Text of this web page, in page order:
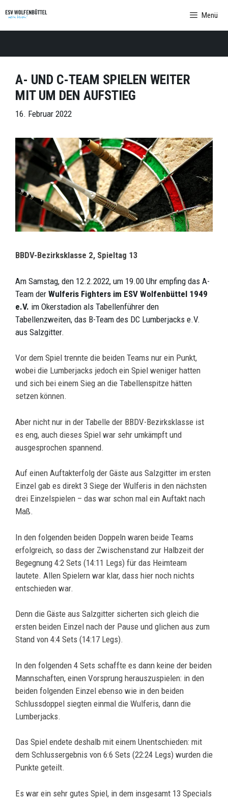
Inhalt
springen
Menü
A- UND C-TEAM SPIELEN WEITER
MIT UM DEN AUFSTIEG
16. Februar 2022
BBDV-Bezirksklasse 2, Spieltag 13
Am Samstag, den 12.2.2022, um 19.00 Uhr empfing das A-
Team der Wulferis Fighters im ESV Wolfenbüttel 1949
e.V. im Okerstadion als Tabellenführer den
Tabellenzweiten, das B-Team des DC Lumberjacks e.V.
aus Salzgitter.
Vor dem Spiel trennte die beiden Teams nur ein Punkt,
wobei die Lumberjacks jedoch ein Spiel weniger hatten
und sich bei einem Sieg an die Tabellenspitze hätten
setzen können.
Aber nicht nur in der Tabelle der BBDV-Bezirksklasse ist
es eng, auch dieses Spiel war sehr umkämpft und
ausgesprochen spannend.
Auf einen Auftakterfolg der Gäste aus Salzgitter im ersten
Einzel gab es direkt 3 Siege der Wulferis in den nächsten
drei Einzelspielen – das war schon mal ein Auftakt nach
Maß.
In den folgenden beiden Doppeln waren beide Teams
erfolgreich, so dass der Zwischenstand zur Halbzeit der
Begegnung 4:2 Sets (14:11 Legs) für das Heimteam
lautete. Allen Spielern war klar, dass hier noch nichts
entschieden war.
Denn die Gäste aus Salzgitter sicherten sich gleich die
ersten beiden Einzel nach der Pause und glichen aus zum
Stand von 4:4 Sets (14:17 Legs).
In den folgenden 4 Sets schaffte es dann keine der beiden
Mannschaften, einen Vorsprung herauszuspielen: in den
beiden folgenden Einzel ebenso wie in den beiden
Schlussdoppel siegten einmal die Wulferis, dann die
Lumberjacks.
Das Spiel endete deshalb mit einem Unentschieden: mit
dem Schlussergebnis von 6:6 Sets (22:24 Legs) wurden die
Punkte geteilt.
Es war ein sehr gutes Spiel, in dem insgesamt 13 Specials